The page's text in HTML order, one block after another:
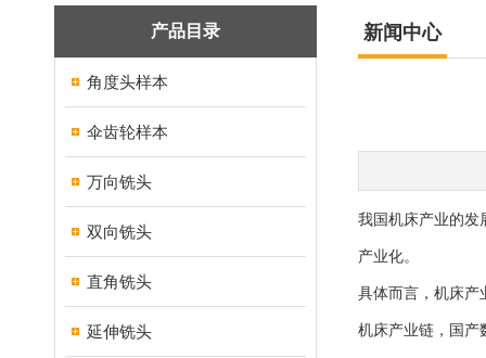
产品目录
角度头样本
伞齿轮样本
万向铣头
双向铣头
直角铣头
延伸铣头
新闻中心
我国机床产业的发
产业化。
具体而言，机床产
机床产业链，国产